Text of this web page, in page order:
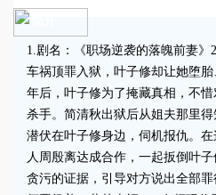
1.剧名：《职场逆袭的落魄前妻
车祸顶罪入狱，叶子修却让她堕
年后，叶子修为了掩藏真相，不
杀手。简清秋出狱后从姐夫那里
潜伏在叶子修身边，伺机报仇。
人周殷离达成合作，一起扳倒叶
贪污的证据，引导对方说出全部罪